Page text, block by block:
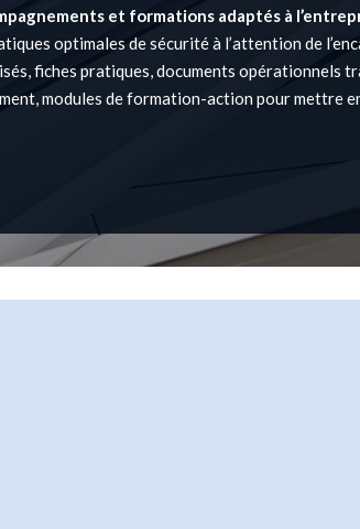
et formations adaptés à
optimales de sécurité à l’attention de
fiches pratiques, documents opérationnels
modules de formation-action pour mettre